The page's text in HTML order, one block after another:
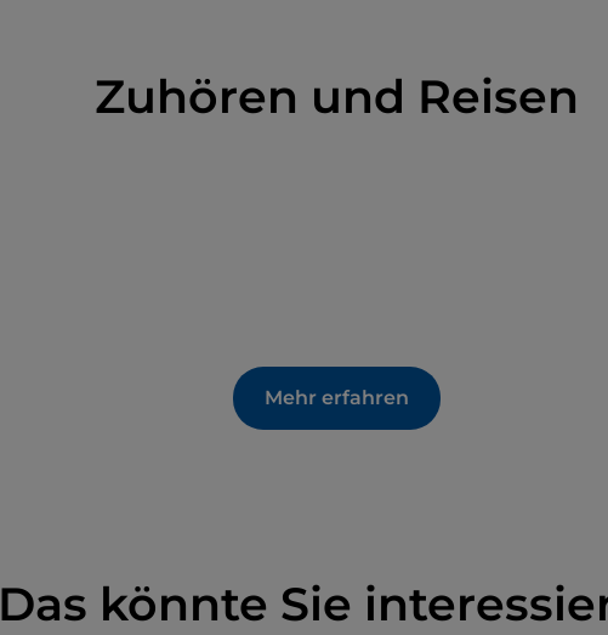
Zuhören und Reisen
Mehr erfahren
Das könnte Sie